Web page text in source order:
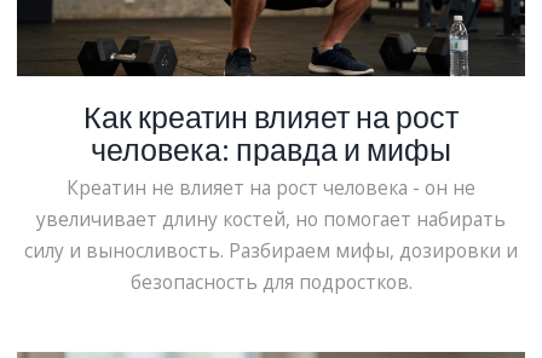
Как креатин влияет на рост
человека: правда и мифы
Креатин не влияет на рост человека - он не
увеличивает длину костей, но помогает набирать
силу и выносливость. Разбираем мифы, дозировки и
безопасность для подростков.